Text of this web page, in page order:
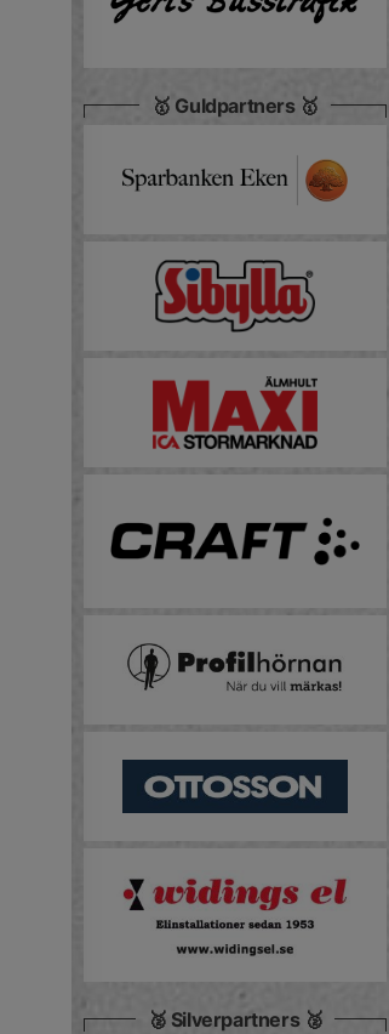
🥇 Guldpartners 🥇
🥈 Silverpartners 🥈